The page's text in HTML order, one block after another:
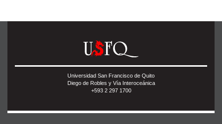
Universidad San Francisco de Quito
Diego de Robles y Vía Interoceánica
+593 2 297 1700